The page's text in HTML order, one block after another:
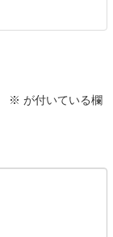
※ が付いている欄